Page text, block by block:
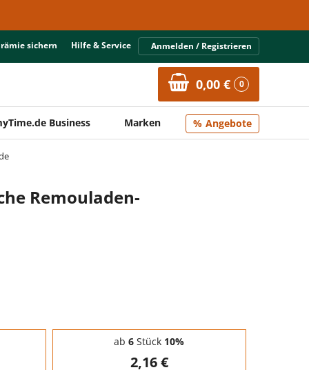
sichern Hilfe & Service Anmelden / Registrieren
0,00 € 0
Business Marken Angebote
Remouladen-
ab 6 Stück 10%
2,16 €